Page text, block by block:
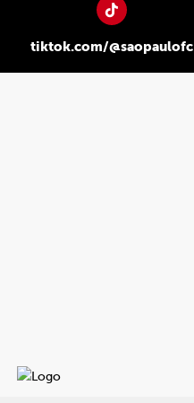
tiktok.com/@saopaulofc